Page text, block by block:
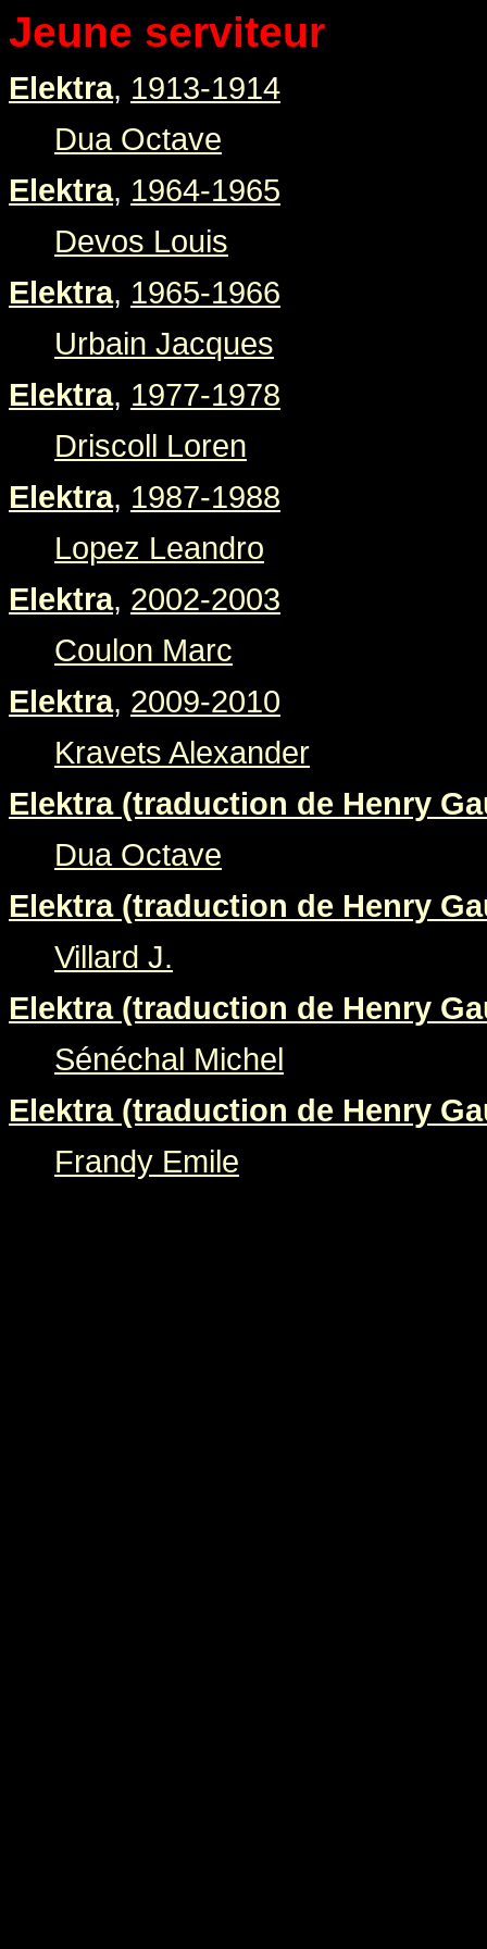
Jeune serviteur
Elektra, 1913-1914
Dua Octave
Elektra, 1964-1965
Devos Louis
Elektra, 1965-1966
Urbain Jacques
Elektra, 1977-1978
Driscoll Loren
Elektra, 1987-1988
Lopez Leandro
Elektra, 2002-2003
Coulon Marc
Elektra, 2009-2010
Kravets Alexander
Elektra (traduction de Henry
Dua Octave
Elektra (traduction de Henry
Villard J.
Elektra (traduction de Henry
Sénéchal Michel
Elektra (traduction de Henry
Frandy Emile